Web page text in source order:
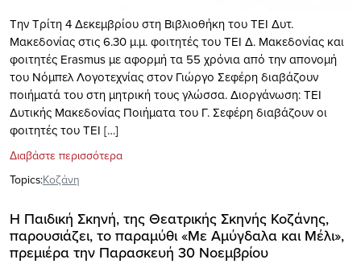
Την Τρίτη 4 Δεκεμβρίου στη Βιβλιοθήκη του ΤΕΙ Δυτ.
Μακεδονίας στις 6.30 μ.μ. φοιτητές του ΤΕΙ Δ. Μακεδονίας και
φοιτητές Erasmus με αφορμή τα 55 χρόνια από την απονομή
του Νόμπελ Λογοτεχνίας στον Γιώργο Σεφέρη διαβάζουν
ποιήματά του στη μητρική τους γλώσσα. Διοργάνωση: ΤΕΙ
Δυτικής Μακεδονίας Ποιήματα του Γ. Σεφέρη διαβάζουν οι
φοιτητές του ΤΕΙ […]
Διαβάστε περισσότερα
Topics:Κοζάνη
Η Παιδική Σκηνή, της Θεατρικής Σκηνής Κοζάνης,
παρουσιάζει, το παραμύθι «Με Αμύγδαλα και Μέλι»,
πρεμιέρα την Παρασκευή 30 Νοεμβρίου